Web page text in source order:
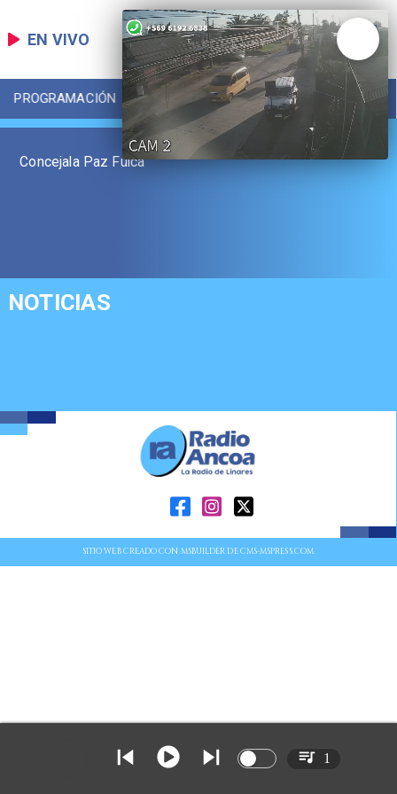
EN VIVO
PROGRAMACIÓN LOCAL DEPORTES
Concejala Paz Fuica
NOTICIAS
SITIO WEB CREADO CON MSBUILDER DE CMS-MSPRESS.COM
1